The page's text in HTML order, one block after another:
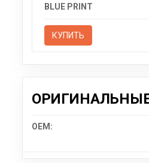
BLUE PRINT
КУПИТЬ
OEM: